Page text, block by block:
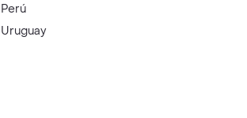
Perú
Uruguay